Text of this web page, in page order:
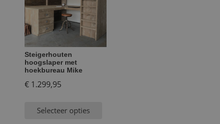
Steigerhouten
hoogslaper met
hoekbureau Mike
€ 1.299,95
Selecteer opties